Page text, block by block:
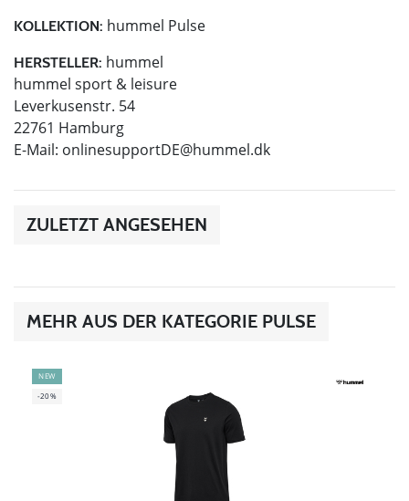
KOLLEKTION: hummel Pulse
HERSTELLER: hummel
hummel sport & leisure
Leverkusenstr. 54
22761 Hamburg
E-Mail: onlinesupportDE@hummel.dk
ZULETZT ANGESEHEN
MEHR AUS DER KATEGORIE PULSE
NEW
-20%